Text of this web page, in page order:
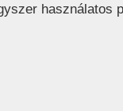
használatos